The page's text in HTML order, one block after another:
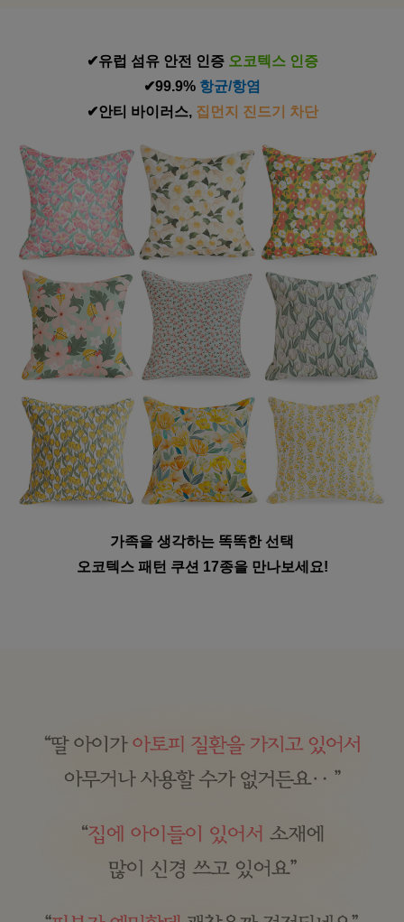
✔유럽 섬유 안전 인증 오코텍스 인증
✔99.9% 항균/항염
✔안티 바이러스, 집먼지 진드기 차단
가족을 생각하는 똑똑한 선택
오코텍스 패턴 쿠션 17종을 만나보세요!